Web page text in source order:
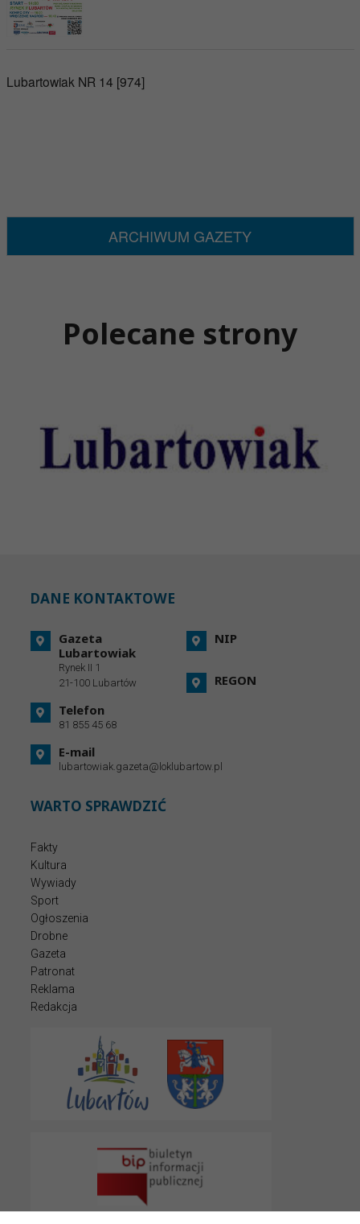
Lubartowiak NR 14 [974]
ARCHIWUM GAZETY
Polecane strony
DANE KONTAKTOWE
Gazeta
Lubartowiak
Rynek II 1
21-100 Lubartów
Telefon
81 855 45 68
E-mail
lubartowiak.gazeta@loklubartow.pl
NIP
REGON
WARTO SPRAWDZIĆ
Fakty
Kultura
Wywiady
Sport
Ogłoszenia
Drobne
Gazeta
Patronat
Reklama
Redakcja